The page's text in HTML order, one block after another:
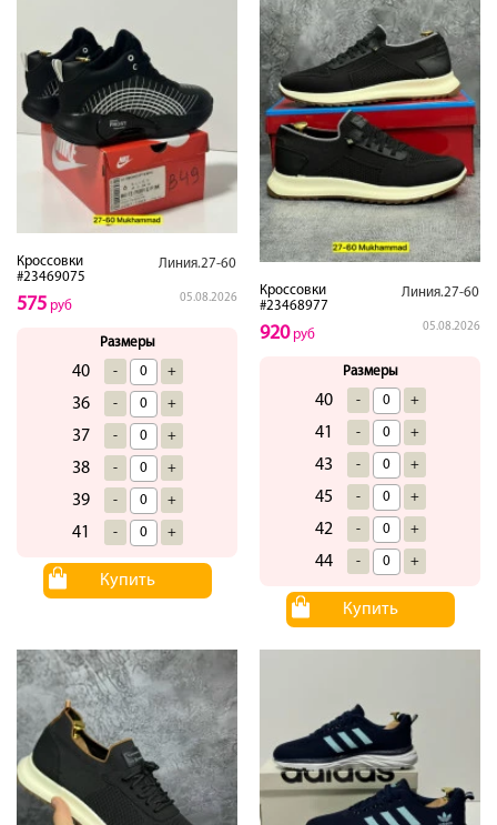
Кроссовки
#23469075
Линия.27-60
05.08.2026
575 руб
Размеры
40 - +
36 - +
37 - +
38 - +
39 - +
41 - +
Купить
Кроссовки
#23468977
Линия.27-60
05.08.2026
920руб
Размеры
40 - +
41 - +
43 - +
45 - +
42 - +
44 - +
Купить